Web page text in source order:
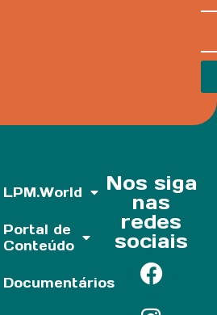
LPM.World
Portal de
Conteúdo
Documentários
Nos siga
nas
redes
sociais